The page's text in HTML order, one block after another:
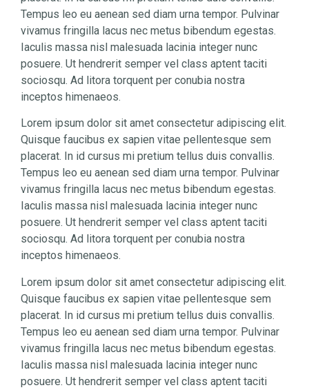
Tempus leo eu aenean sed diam urna tempor. Pulvinar
vivamus fringilla lacus nec metus bibendum egestas.
Iaculis massa nisl malesuada lacinia integer nunc
posuere. Ut hendrerit semper vel class aptent taciti
sociosqu. Ad litora torquent per conubia nostra
inceptos himenaeos.
Lorem ipsum dolor sit amet consectetur adipiscing elit.
Quisque faucibus ex sapien vitae pellentesque sem
placerat. In id cursus mi pretium tellus duis convallis.
Tempus leo eu aenean sed diam urna tempor. Pulvinar
vivamus fringilla lacus nec metus bibendum egestas.
Iaculis massa nisl malesuada lacinia integer nunc
posuere. Ut hendrerit semper vel class aptent taciti
sociosqu. Ad litora torquent per conubia nostra
inceptos himenaeos.
Lorem ipsum dolor sit amet consectetur adipiscing elit.
Quisque faucibus ex sapien vitae pellentesque sem
placerat. In id cursus mi pretium tellus duis convallis.
Tempus leo eu aenean sed diam urna tempor. Pulvinar
vivamus fringilla lacus nec metus bibendum egestas.
Iaculis massa nisl malesuada lacinia integer nunc
posuere. Ut hendrerit semper vel class aptent taciti